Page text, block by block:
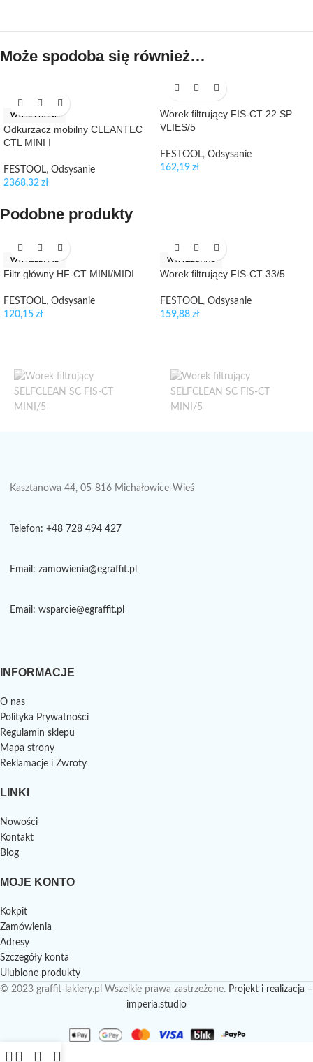
Może spodoba się również…
WYPRZEDANE
Odkurzacz mobilny CLEANTEC
CTL MINI I
FESTOOL, Odsysanie
2368,32 zł
Worek filtrujący FIS-CT 22 SP
VLIES/5
FESTOOL, Odsysanie
162,19 zł
Podobne produkty
WYPRZEDANE
Filtr główny HF-CT MINI/MIDI
FESTOOL, Odsysanie
120,15 zł
WYPRZEDANE
Worek filtrujący FIS-CT 33/5
FESTOOL, Odsysanie
159,88 zł
Kasztanowa 44, 05-816 Michałowice-Wieś
Telefon: +48 728 494 427
Email: zamowienia@egraffit.pl
Email: wsparcie@egraffit.pl
INFORMACJE
O nas
Polityka Prywatności
Regulamin sklepu
Mapa strony
Reklamacje i Zwroty
LINKI
Nowości
Kontakt
Blog
MOJE KONTO
Kokpit
Zamówienia
Adresy
Szczegóły konta
Ulubione produkty
© 2023 graffit-lakiery.pl Wszelkie prawa zastrzeżone. Projekt i realizacja –
imperia.studio